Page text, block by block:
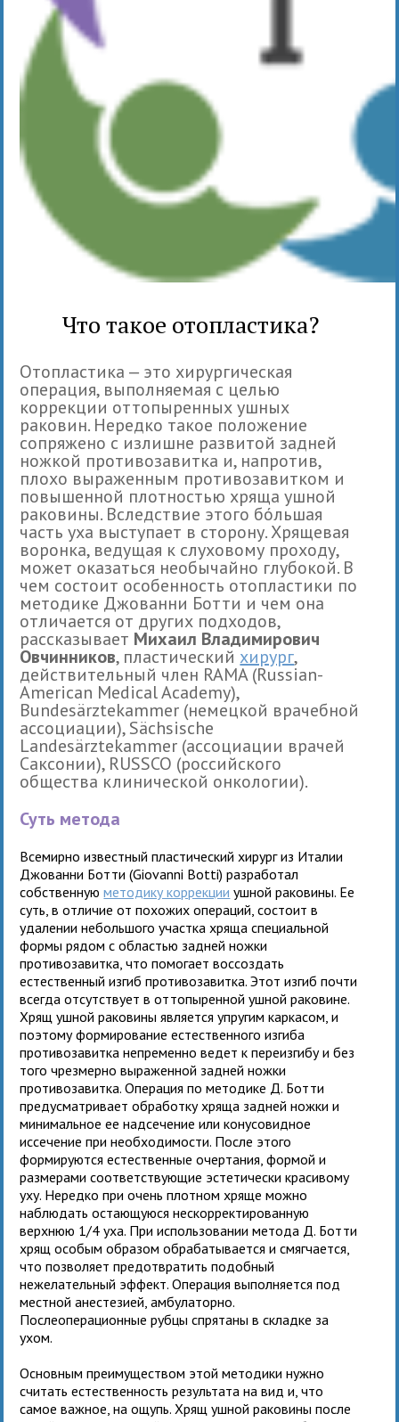
Что такое отопластика?
Отопластика ‒ это хирургическая
операция, выполняемая с целью
коррекции оттопыренных ушных
раковин. Нередко такое положение
сопряжено с излишне развитой задней
ножкой противозавитка и, напротив,
плохо выраженным противозавитком и
повышенной плотностью хряща ушной
раковины. Вследствие этого бóльшая
часть уха выступает в сторону. Хрящевая
воронка, ведущая к слуховому проходу,
может оказаться необычайно глубокой. В
чем состоит особенность отопластики по
методике Джованни Ботти и чем она
отличается от других подходов,
рассказывает Михаил Владимирович
Овчинников, пластический хирург,
действительный член RAMA (Russian-
American Medical Academy),
Bundesärztekammer (немецкой врачебной
ассоциации), Sächsische
Landesärztekammer (ассоциации врачей
Саксонии), RUSSCO (российского
общества клинической онкологии).
Суть метода
Всемирно известный пластический хирург из Италии
Джованни Ботти (Giovanni Botti) разработал
собственнуюметодику коррекции ушной раковины. Ее
суть, в отличие от похожих операций, состоит в
удалении небольшого участка хряща специальной
формы рядом с областью задней ножки
противозавитка, что помогает воссоздать
естественный изгиб противозавитка. Этот изгиб почти
всегда отсутствует в оттопыренной ушной раковине.
Хрящ ушной раковины является упругим каркасом, и
поэтому формирование естественного изгиба
противозавитка непременно ведет к переизгибу и без
того чрезмерно выраженной задней ножки
противозавитка. Операция по методике Д. Ботти
предусматривает обработку хряща задней ножки и
минимальное ее надсечение или конусовидное
иссечение при необходимости. После этого
формируются естественные очертания, формой и
размерами соответствующие эстетически красивому
уху. Нередко при очень плотном хряще можно
наблюдать остающуюся нескорректированную
верхнюю 1/4 уха. При использовании метода Д. Ботти
хрящ особым образом обрабатывается и смягчается,
что позволяет предотвратить подобный
нежелательный эффект. Операция выполняется под
местной анестезией, амбулаторно.
Послеоперационные рубцы спрятаны в складке за
ухом.
Основным преимуществом этой методики нужно
считать естественность результата на вид и, что
самое важное, на ощупь. Хрящ ушной раковины после